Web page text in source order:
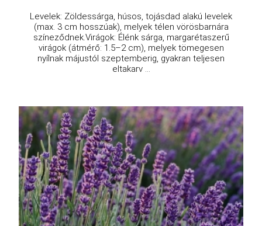
Levelek: Zöldessárga, húsos, tojásdad alakú levelek
(max. 3 cm hosszúak), melyek télen vörösbarnára
színeződnek.Virágok: Élénk sárga, margarétaszerű
virágok (átmérő: 1.5–2 cm), melyek tömegesen
nyílnak májustól szeptemberig, gyakran teljesen
eltakarv ...